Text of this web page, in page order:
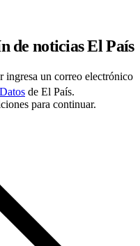
de noticias El País
ingresa un correo electrónico
de El País.
para continuar.